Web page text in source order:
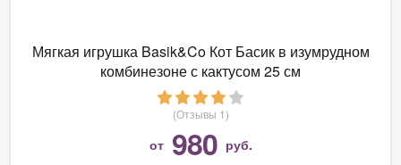
Мягкая игрушка Basik&Co Кот Басик в изумрудном
комбинезоне с кактусом 25 см
(Отзывы 1)
от 980 руб.